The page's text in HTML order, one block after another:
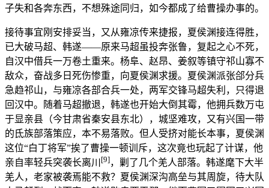
子失和各奔东西，不想殊途同归，如今都成了给曹操办事的。
接待事宜刚安排妥当，又从雍凉传来捷报，夏侯渊接连得胜，
已大破马超、韩遂——原来马超虽投奔张鲁，复起之心不死，
自汉中借兵一万卷土重来。杨阜、赵昂、姜叙等镇守祁山寡不
敌众，奋战多日死伤惨重，向夏侯渊求援。夏侯渊派张郃分兵
急趋祁山，与雍凉各部合兵一处，两军交锋马超失利，只得退
回汉中。随着马超撤退，韩遂也开始大倒其霉，他拥兵数万屯
于显亲县（今甘肃省秦安县东北），城坚难攻，又有兴国一带
的氐族部落策应，本不易落败。但人受挤对能长本事，夏侯渊
这位“白丁将军”挨了曹操一顿训斥，这次竟也玩起了计谋，他
亲自率轻兵突袭长离川 [9]，剿了几个羌人部落。韩遂麾下大半
羌人，老家被袭焉能不救？夏侯渊深沟高垒与其周旋，待大队